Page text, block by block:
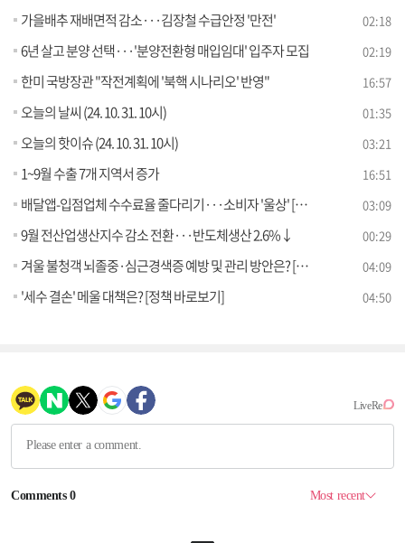
가을배추 재배면적 감소···김장철 수급안정 '만전' 02:18
6년 살고 분양 선택···'분양전환형 매입임대' 입주자 모집 02:19
한미 국방장관 "작전계획에 '북핵 시나리오' 반영" 16:57
오늘의 날씨 (24. 10. 31. 10시) 01:35
오늘의 핫이슈 (24. 10. 31. 10시) 03:21
1~9월 수출 7개 지역서 증가 16:51
배달앱-입점업체 수수료율 줄다리기···소비자 '울상' [현장고발] 03:09
9월 전산업생산지수 감소 전환···반도체생산 2.6%↓ 00:29
겨울 불청객 뇌졸중·심근경색증 예방 및 관리 방안은? [정책 바로보기] 04:09
'세수 결손' 메울 대책은? [정책 바로보기] 04:50